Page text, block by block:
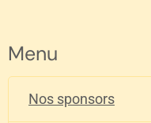
Menu
Nos sponsors